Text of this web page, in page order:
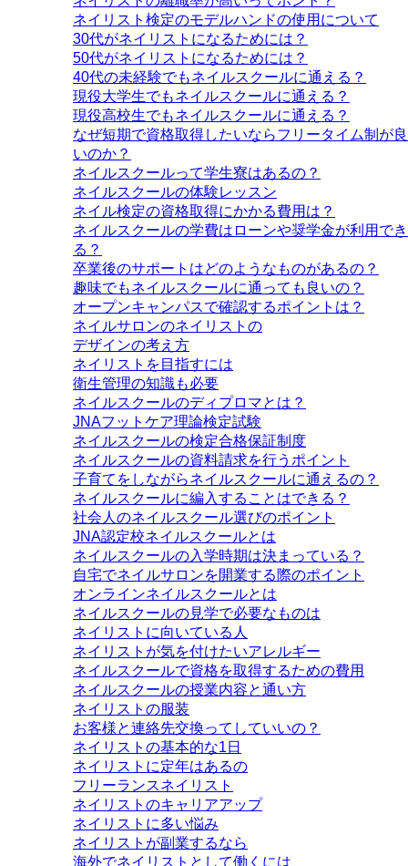
ネイリスト検定のモデルハンドの使用について
30代がネイリストになるためには？
50代がネイリストになるためには？
40代の未経験でもネイルスクールに通える？
現役大学生でもネイルスクールに通える？
現役高校生でもネイルスクールに通える？
なぜ短期で資格取得したいならフリータイム制が良
いのか？
ネイルスクールって学生寮はあるの？
ネイルスクールの体験レッスン
ネイル検定の資格取得にかかる費用は？
ネイルスクールの学費はローンや奨学金が利用でき
る？
卒業後のサポートはどのようなものがあるの？
趣味でもネイルスクールに通っても良いの？
オープンキャンパスで確認するポイントは？
ネイルサロンのネイリストの
デザインの考え方
ネイリストを目指すには
衛生管理の知識も必要
ネイルスクールのディプロマとは？
JNAフットケア理論検定試験
ネイルスクールの検定合格保証制度
ネイルスクールの資料請求を行うポイント
子育てをしながらネイルスクールに通えるの？
ネイルスクールに編入することはできる？
社会人のネイルスクール選びのポイント
JNA認定校ネイルスクールとは
ネイルスクールの入学時期は決まっている？
自宅でネイルサロンを開業する際のポイント
オンラインネイルスクールとは
ネイルスクールの見学で必要なものは
ネイリストに向いている人
ネイリストが気を付けたいアレルギー
ネイルスクールで資格を取得するための費用
ネイルスクールの授業内容と通い方
ネイリストの服装
お客様と連絡先交換ってしていいの？
ネイリストの基本的な1日
ネイリストに定年はあるの
フリーランスネイリスト
ネイリストのキャリアアップ
ネイリストに多い悩み
ネイリストが副業するなら
海外でネイリストとして働くには